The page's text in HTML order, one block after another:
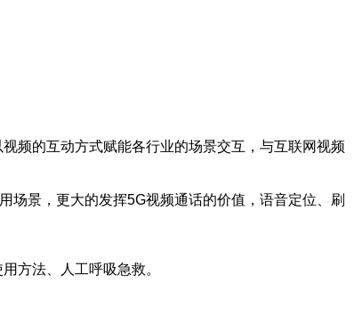
频的互动方式赋能各行业的场景交互，与互联网视频
场景，更大的发挥5G视频通话的价值，语音定位、刷
方法、人工呼吸急救。